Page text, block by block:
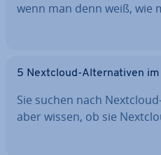
wenn man denn weiß, wie
5 Nextcloud-Al­ter­na­ti­ven
Sie suchen nach
aber wissen, ob sie